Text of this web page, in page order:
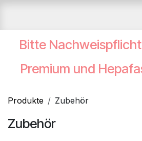
Bitte
Premium und
Produkte Zubehör
Zubehör